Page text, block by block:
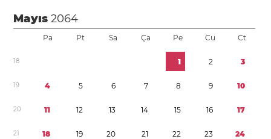
Mayıs2064
Pa Pt Sa Ça Pe Cu Ct
18 1 2 3
19 4 5 6 7 8 9 10
20 11 12 13 14 15 16 17
21 18 19 20 21 22 23 24